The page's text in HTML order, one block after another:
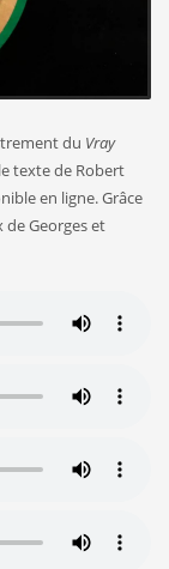
du Vray
texte de Robert
en ligne. Grâce
Georges et